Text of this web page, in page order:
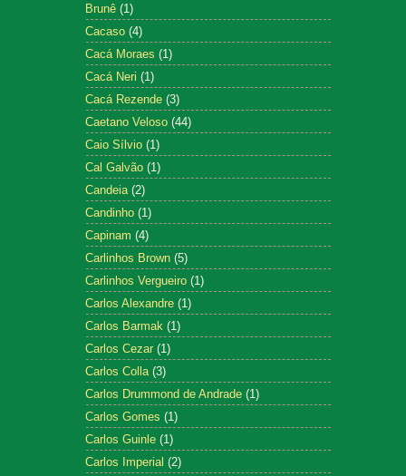
Brunê (1)
Cacaso (4)
Cacá Moraes (1)
Cacá Neri (1)
Cacá Rezende (3)
Caetano Veloso (44)
Caio Sílvio (1)
Cal Galvão (1)
Candeia (2)
Candinho (1)
Capinam (4)
Carlinhos Brown (5)
Carlinhos Vergueiro (1)
Carlos Alexandre (1)
Carlos Barmak (1)
Carlos Cezar (1)
Carlos Colla (3)
Carlos Drummond de Andrade (1)
Carlos Gomes (1)
Carlos Guinle (1)
Carlos Imperial (2)